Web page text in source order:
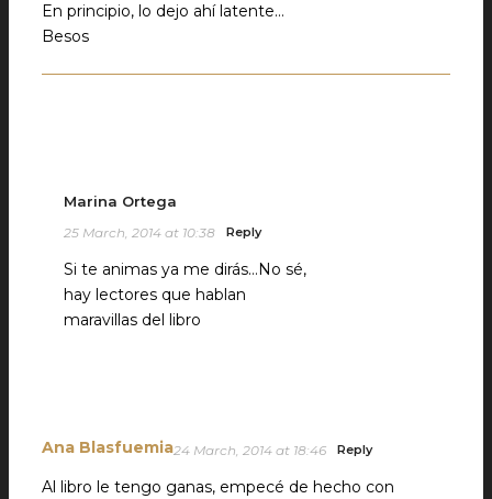
En principio, lo dejo ahí latente…
Besos
Marina Ortega
25 March, 2014 at 10:38 Reply
Si te animas ya me dirás…No sé,
hay lectores que hablan
maravillas del libro
Ana Blasfuemia24 March, 2014 at 18:46 Reply
Al libro le tengo ganas, empecé de hecho con